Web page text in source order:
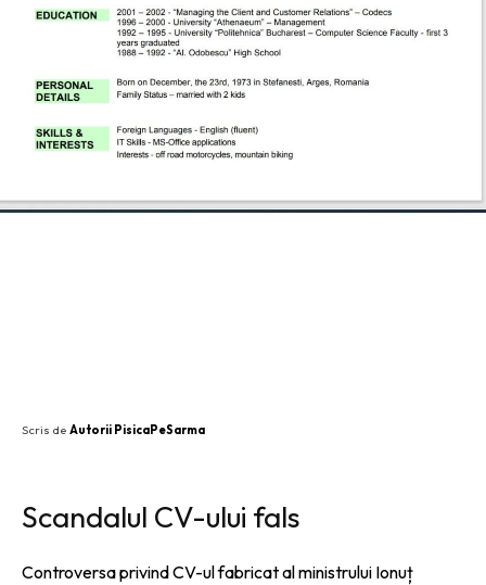
Scris de Autorii PisicaPeSarma
Scandalul CV-ului fals
Controversa privind CV-ul fabricat al ministrului Ionuț